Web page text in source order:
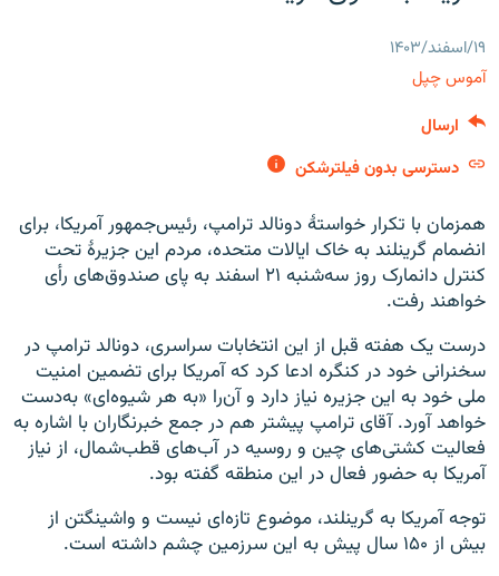
زبان‌های دیگر
۱۹/اسفند/۱۴۰۳
آموس چپل
ارسال
دسترسی بدون فیلترشکن
همزمان با تکرار خواستۀ دونالد ترامپ، رئیس‌جمهور آمریکا، برای
انضمام گرینلند به خاک ایالات متحده، مردم این جزیرۀ تحت
کنترل دانمارک روز سه‌شنبه ۲۱ اسفند به پای صندوق‌های رأی
خواهند رفت.
درست یک هفته قبل از این انتخابات سراسری، دونالد ترامپ در
سخنرانی خود در کنگره ادعا کرد که آمریکا برای تضمین امنیت
ملی خود به این جزیره نیاز دارد و آن‌را «به هر شیوه‌ای» به‌دست
خواهد آورد. آقای ترامپ پیشتر هم در جمع خبرنگاران با اشاره به
فعالیت کشتی‌های چین و روسیه در آب‌های قطب‌شمال،‌ از نیاز
آمریکا به حضور فعال در این منطقه گفته بود.
توجه آمریکا به گرینلند، موضوع تازه‌ای نیست و واشینگتن از
بیش از ۱۵۰ سال پیش به این سرزمین چشم داشته است.